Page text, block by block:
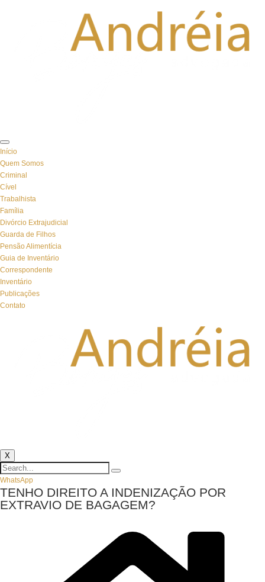
Início
Quem Somos
Criminal
Cível
Trabalhista
Família
Divórcio Extrajudicial
Guarda de Filhos
Pensão Alimentícia
Guia de Inventário
Correspondente
Inventário
Publicações
Contato
X
WhatsApp
TENHO DIREITO A INDENIZAÇÃO POR
EXTRAVIO DE BAGAGEM?